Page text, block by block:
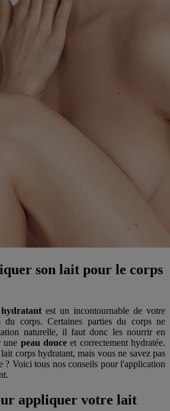
son lait pour le corps
est un incontournable de votre
du corps. Certaines parties du corps ne
naturelle, il faut donc les nourrir en
une peau douceet correctement hydratée.
corps hydratant, mais vous ne savez pas
? Voici tous nos conseils pour l'application
appliquer votre lait